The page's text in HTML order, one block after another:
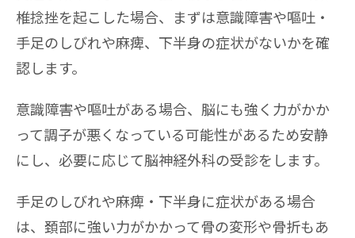
椎捻挫を起こした場合、まずは意識障害や嘔吐・
手足のしびれや麻痺、下半身の症状がないかを確
認します。
意識障害や嘔吐がある場合、脳にも強く力がかか
って調子が悪くなっている可能性があるため安静
にし、必要に応じて脳神経外科の受診をします。
手足のしびれや麻痺・下半身に症状がある場合
は、頚部に強い力がかかって骨の変形や骨折もあ